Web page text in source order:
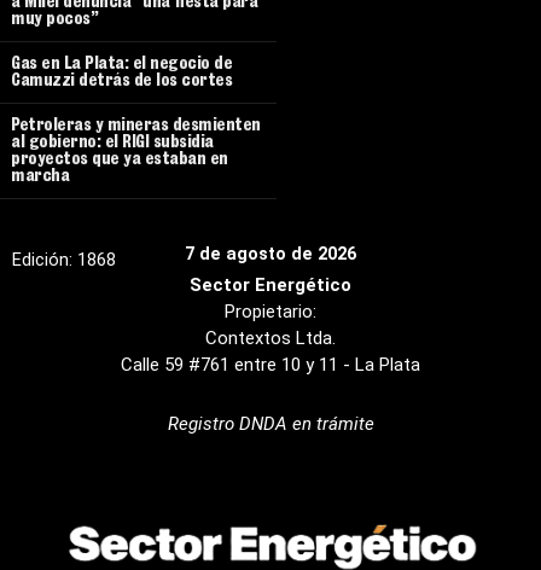
7 de agosto de 2026
Edición: 1868
Sector Energético
Propietario:
Contextos Ltda.
Calle 59 #761 entre 10 y 11 - La Plata
Registro DNDA en trámite
a Milei denuncia “una fiesta para
muy pocos”
Gas en La Plata: el negocio de
Camuzzi detrás de los cortes
Petroleras y mineras desmienten
al gobierno: el RIGI subsidia
proyectos que ya estaban en
marcha